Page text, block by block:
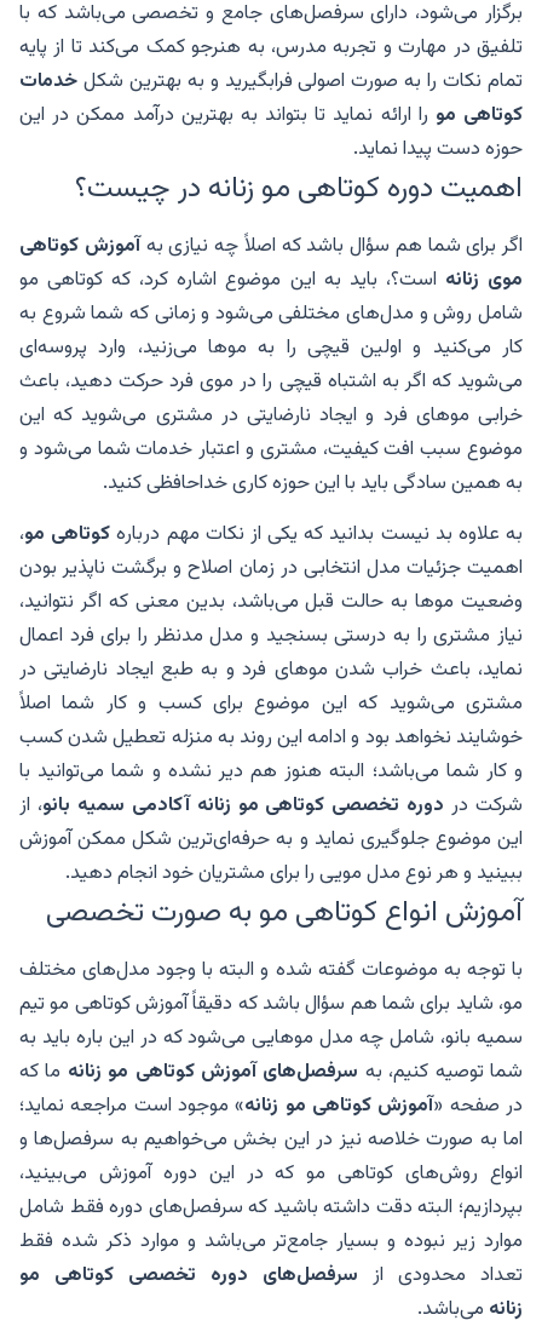
برگزار می‌شود، دارای سرفصل‌های جامع و تخصصی می‌باشد که با
تلفیق در مهارت و تجربه مدرس، به هنرجو کمک می‌کند تا از پایه
تمام نکات را به صورت اصولی فرابگیرید و به بهترین شکلخدمات
کوتاهی مو را ارائه نماید تا بتواند به بهترین درآمد ممکن در این
حوزه دست پیدا نماید.
اهمیت دوره کوتاهی مو زنانه در چیست؟
اگر برای شما هم سؤال باشد که اصلاً چه نیازی بهآموزش کوتاهی
موی زنانه است؟، باید به این موضوع اشاره کرد، که کوتاهی مو
شامل روش و مدل‌های مختلفی می‌شود و زمانی که شما شروع به
کار می‌کنید و اولین قیچی را به موها می‌زنید، وارد پروسه‌ای
می‌شوید که اگر به اشتباه قیچی را در موی فرد حرکت دهید، باعث
خرابی موهای فرد و ایجاد نارضایتی در مشتری می‌شوید که این
موضوع سبب افت کیفیت، مشتری و اعتبار خدمات شما می‌شود و
به همین سادگی باید با این حوزه کاری خداحافظی کنید.
به علاوه بد نیست بدانید که یکی از نکات مهم دربارهکوتاهی مو،
اهمیت جزئیات مدل انتخابی در زمان اصلاح و برگشت ناپذیر بودن
وضعیت موها به حالت قبل می‌باشد، بدین معنی که اگر نتوانید،
نیاز مشتری را به درستی بسنجید و مدل مدنظر را برای فرد اعمال
نماید، باعث خراب شدن موهای فرد و به طبع ایجاد نارضایتی در
مشتری می‌شوید که این موضوع برای کسب و کار شما اصلاً
خوشایند نخواهد بود و ادامه این روند به منزله تعطیل شدن کسب
و کار شما می‌باشد؛ البته هنوز هم دیر نشده و شما می‌توانید با
شرکت در دوره تخصصی کوتاهی مو زنانه آکادمی سمیه بانو، از
این موضوع جلوگیری نماید و به حرفه‌ای‌ترین شکل ممکن آموزش
ببینید و هر نوع مدل مویی را برای مشتریان خود انجام دهید.
آموزش انواع کوتاهی مو به صورت تخصصی
با توجه به موضوعات گفته شده و البته با وجود مدل‌های مختلف
مو، شاید برای شما هم سؤال باشد که دقیقاً آموزش کوتاهی مو تیم
سمیه بانو، شامل چه مدل موهایی می‌شود که در این باره باید به
شما توصیه کنیم، به سرفصل‌های آموزش کوتاهی مو زنانه ما که
در صفحه «آموزش کوتاهی مو زنانه» موجود است مراجعه نماید؛
اما به صورت خلاصه نیز در این بخش می‌خواهیم به سرفصل‌ها و
انواع روش‌های کوتاهی مو که در این دوره آموزش می‌بینید،
بپردازیم؛ البته دقت داشته باشید که سرفصل‌های دوره فقط شامل
موارد زیر نبوده و بسیار جامع‌تر می‌باشد و موارد ذکر شده فقط
تعداد محدودی از سرفصل‌های دوره تخصصی کوتاهی مو
زنانه می‌باشد.